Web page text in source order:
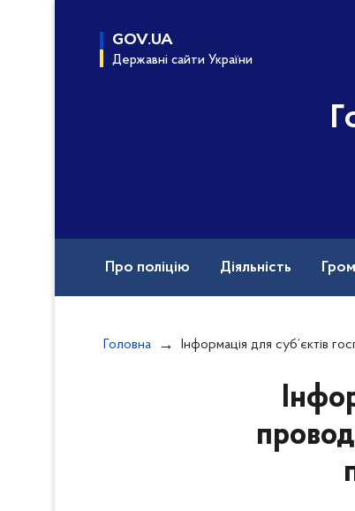
GOV.UA
Державні сайти України
Про поліцію Діяльність
Головна Інформація для суб’єктів господарювання, які проводять діяльність з обігу